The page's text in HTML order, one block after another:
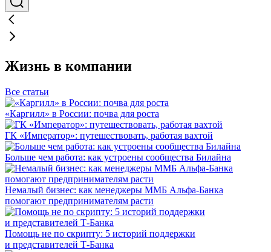
Жизнь в компании
Все статьи
«Каргилл» в России: почва для роста
ГК «Император»: путешествовать, работая вахтой
Больше чем работа: как устроены сообщества Билайна
Немалый бизнес: как менеджеры ММБ Альфа-Банка
помогают предпринимателям расти
Помощь не по скрипту: 5 историй поддержки
и представителей Т-Банка